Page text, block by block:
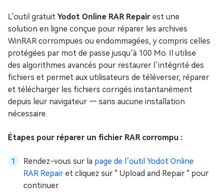
L’outil gratuit Yodot Online RAR Repair est une
solution en ligne conçue pour réparer les archives
WinRAR corrompues ou endommagées, y compris celles
protégées par mot de passe jusqu’à 100 Mo. Il utilise
des algorithmes avancés pour restaurer l’intégrité des
fichiers et permet aux utilisateurs de téléverser, réparer
et télécharger les fichiers corrigés instantanément
depuis leur navigateur — sans aucune installation
nécessaire.
Étapes pour réparer un fichier RAR corrompu :
Rendez-vous sur la page de l’outil Yodot Online
RAR Repair et cliquez sur " Upload and Repair " pour
continuer.